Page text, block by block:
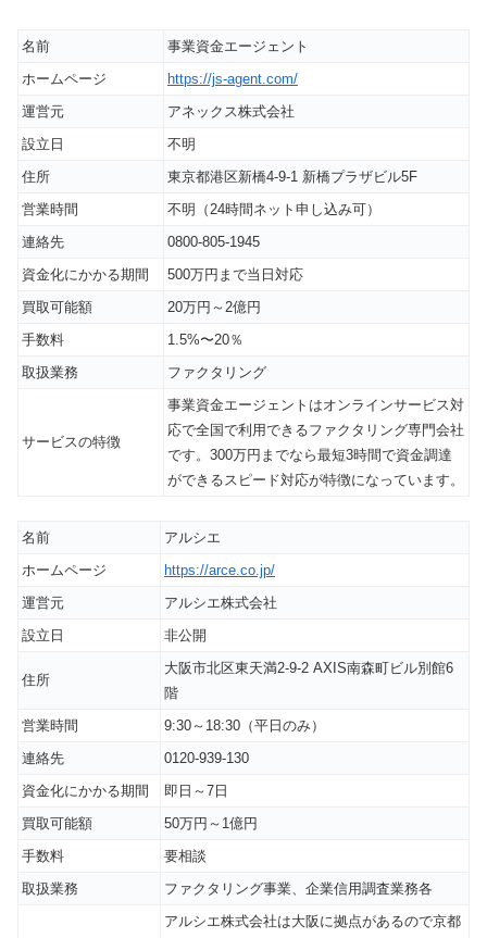
名前
事業資金エージェント
ホームページ
https://js-agent.com/
運営元
アネックス株式会社
設立日
不明
住所
東京都港区新橋4-9-1 新橋プラザビル5F
営業時間
不明（24時間ネット申し込み可）
連絡先
0800-805-1945
資金化にかかる期間
500万円まで当日対応
買取可能額
20万円～2億円
手数料
1.5%〜20％
取扱業務
ファクタリング
サービスの特徴
事業資金エージェントはオンラインサービス対
応で全国で利用できるファクタリング専門会社
です。300万円までなら最短3時間で資金調達
ができるスピード対応が特徴になっています。
名前
アルシエ
ホームページ
https://arce.co.jp/
運営元
アルシエ株式会社
設立日
非公開
住所
大阪市北区東天満2-9-2 AXIS南森町ビル別館6
階
営業時間
9:30～18:30（平日のみ）
連絡先
0120-939-130
資金化にかかる期間
即日～7日
買取可能額
50万円～1億円
手数料
要相談
取扱業務
ファクタリング事業、企業信用調査業務各
アルシエ株式会社は大阪に拠点があるので京都